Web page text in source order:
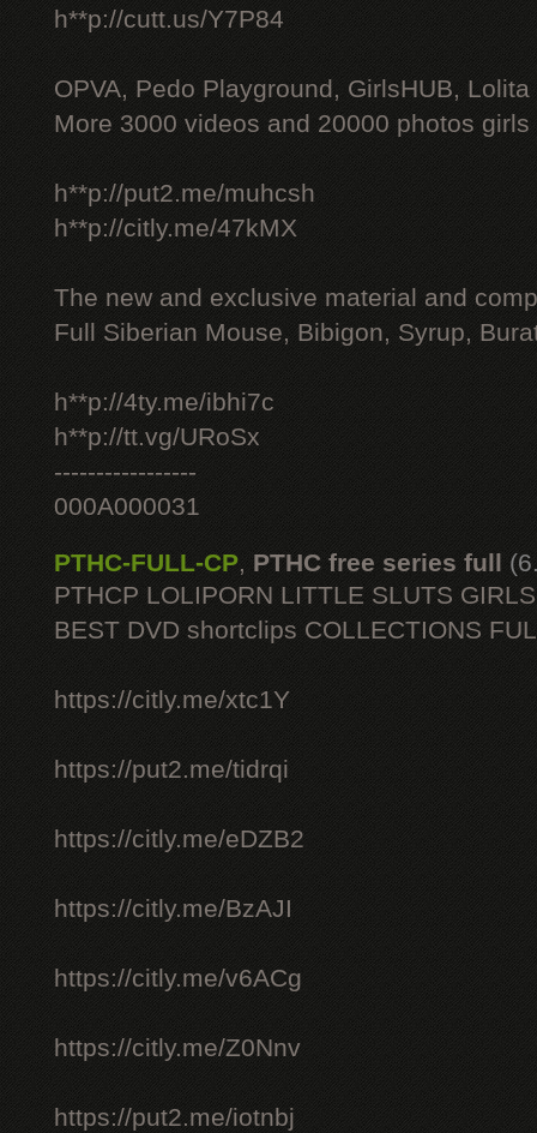
h**p://cutt.us/Y7P84
OPVA, Pedo Playground, GirlsHUB, Lolita
More 3000 videos and 20000 photos
h**p://put2.me/muhcsh
h**p://citly.me/47kMX
The new and exclusive material and
Full Siberian Mouse, Bibigon, Syrup,
h**p://4ty.me/ibhi7c
h**p://tt.vg/URoSx
-----------------
000A000031
PTHC-FULL-CP, PTHC free series full
PTHCP LOLIPORN LITTLE SLUTS
BEST DVD shortclips COLLECTIONS
https://citly.me/xtc1Y
https://put2.me/tidrqi
https://citly.me/eDZB2
https://citly.me/BzAJI
https://citly.me/v6ACg
https://citly.me/Z0Nnv
https://put2.me/iotnbj